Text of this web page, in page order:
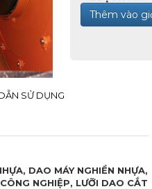
Thêm vào
SỬ DỤNG
DAO MÁY NGHIỀN NHỰA,
NGHIỆP, LƯỠI DAO CẮT